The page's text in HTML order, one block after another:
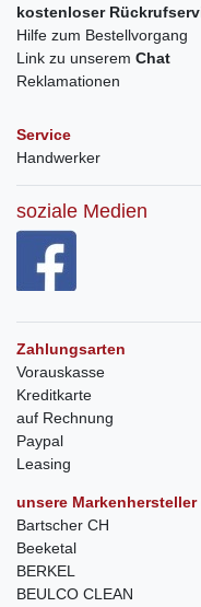
kostenloser
Hilfe zum Bestellvorgang
Link zu unserem Chat
Reklamationen
Service
Handwerker
soziale Medien
Zahlungsarten
Vorauskasse
Kreditkarte
auf Rechnung
Paypal
Leasing
unsere
Bartscher CH
Beeketal
BERKEL
BEULCO CLEAN